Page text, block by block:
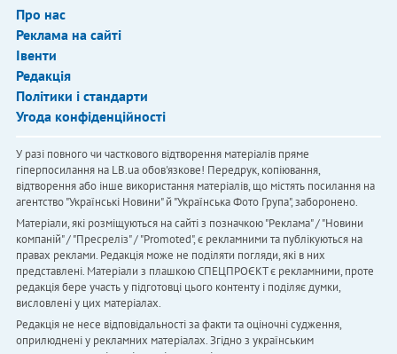
Про нас
Реклама на сайті
Івенти
Редакція
Політики і стандарти
Угода конфіденційності
У разі повного чи часткового відтворення матеріалів пряме
гіперпосилання на LB.ua обов'язкове! Передрук, копіювання,
відтворення або інше використання матеріалів, що містять посилання на
агентство "Українськi Новини" й "Українська Фото Група", заборонено.
Матеріали, які розміщуються на сайті з позначкою "Реклама" / "Новини
компаній" / "Пресреліз" / "Promoted", є рекламними та публікуються на
правах реклами. Редакція може не поділяти погляди, які в них
представлені. Матеріали з плашкою СПЕЦПРОЄКТ є рекламними, проте
редакція бере участь у підготовці цього контенту і поділяє думки,
висловлені у цих матеріалах.
Редакція не несе відповідальності за факти та оціночні судження,
оприлюднені у рекламних матеріалах. Згідно з українським